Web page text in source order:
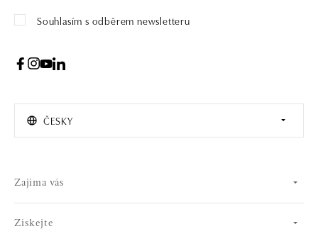
Souhlasím s odběrem newsletteru
ČESKY
Zajíma vás
Získejte